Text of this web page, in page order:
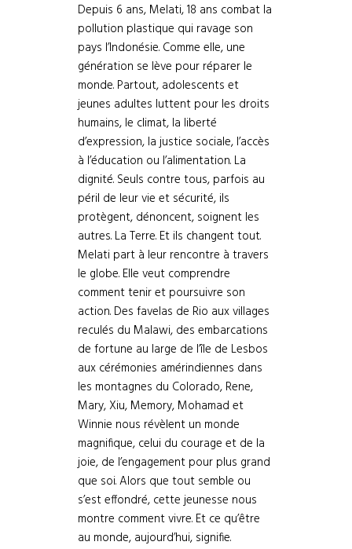
Depuis 6 ans, Melati, 18 ans combat la
pollution plastique qui ravage son
pays l’Indonésie. Comme elle, une
génération se lève pour réparer le
monde. Partout, adolescents et
jeunes adultes luttent pour les droits
humains, le climat, la liberté
d’expression, la justice sociale, l’accès
à l’éducation ou l’alimentation. La
dignité. Seuls contre tous, parfois au
péril de leur vie et sécurité, ils
protègent, dénoncent, soignent les
autres. La Terre. Et ils changent tout.
Melati part à leur rencontre à travers
le globe. Elle veut comprendre
comment tenir et poursuivre son
action. Des favelas de Rio aux villages
reculés du Malawi, des embarcations
de fortune au large de l’île de Lesbos
aux cérémonies amérindiennes dans
les montagnes du Colorado, Rene,
Mary, Xiu, Memory, Mohamad et
Winnie nous révèlent un monde
magnifique, celui du courage et de la
joie, de l’engagement pour plus grand
que soi. Alors que tout semble ou
s’est effondré, cette jeunesse nous
montre comment vivre. Et ce qu’être
au monde, aujourd’hui, signifie.